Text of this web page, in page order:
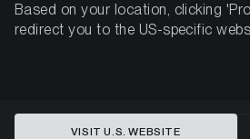
BITWISE WÖCHENTLICHER
WOCHE 12, 2025
Based on your location, clicking
redirect you to the US-specific
VISIT U.S. WEBSITE